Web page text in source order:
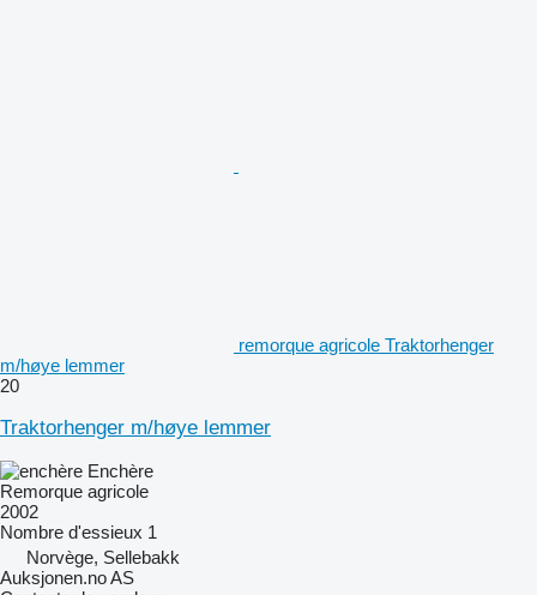
remorque agricole Traktorhenger
m/høye lemmer
20
Traktorhenger m/høye lemmer
Enchère
Remorque agricole
2002
Nombre d'essieux 1
Norvège, Sellebakk
Auksjonen.no AS